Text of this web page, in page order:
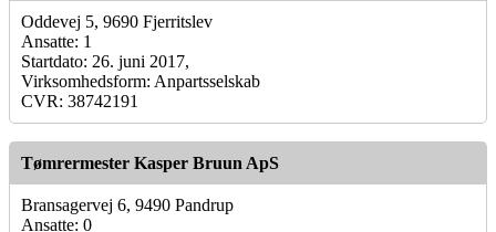
Oddevej 5, 9690 Fjerritslev
Ansatte: 1
Startdato: 26. juni 2017,
Virksomhedsform: Anpartsselskab
CVR: 38742191
Tømrermester Kasper Bruun ApS
Bransagervej 6, 9490 Pandrup
Ansatte: 0